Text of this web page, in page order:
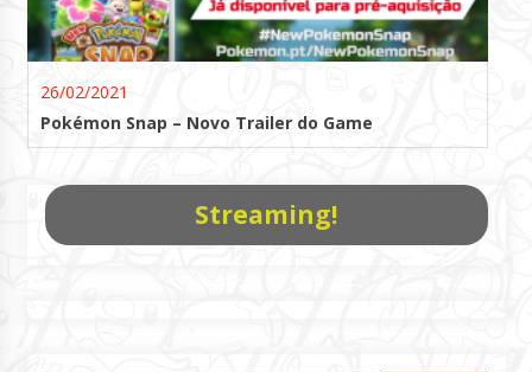
26/02/2021
Pokémon Snap – Novo Trailer do Game
Streaming!